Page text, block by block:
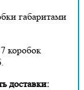
габаритами
коробок
доставки: